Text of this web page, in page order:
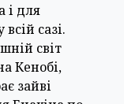
і для
сазі.
світ
Кенобі,
зайві